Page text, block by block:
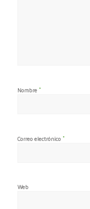
Nombre *
Correo electrónico *
Web